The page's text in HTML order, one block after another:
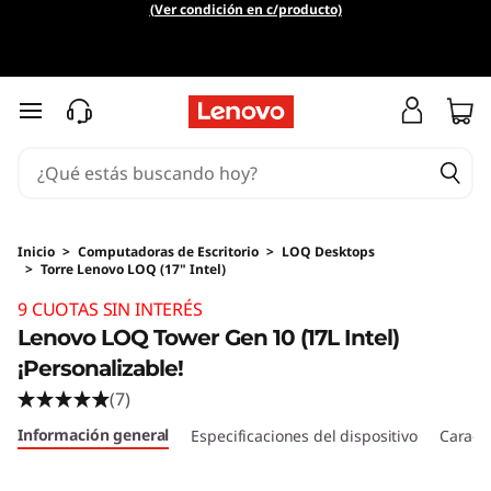
(Ver condición en c/producto)
Ir al contenido principal
Inicio > Computadoras de Escritorio > LOQ Desktops
> Torre Lenovo LOQ (17" Intel)
9 CUOTAS SIN INTERÉS
Lenovo LOQ Tower Gen 10 (17L Intel)
¡Personalizable!
(7)
Información general Especificaciones del dispositivo
Original Price 8132611.79 ARS Discounted